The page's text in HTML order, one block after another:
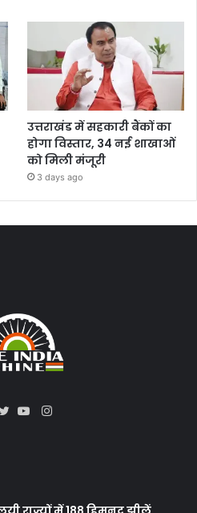
उत्तराखंड में सहकारी बैंकों का
होगा विस्तार, 34 नई शाखाओं
को मिली मंजूरी
3 days ago
Instagram